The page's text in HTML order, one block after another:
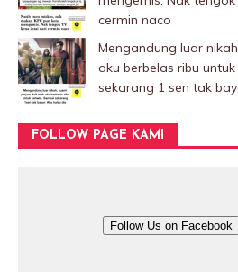
cermin naco
Mengandung luar
aku berbelas ribu
sekarang 1 sen tak
FOLLOW PAGE KAMI
Follow Us on Facebook